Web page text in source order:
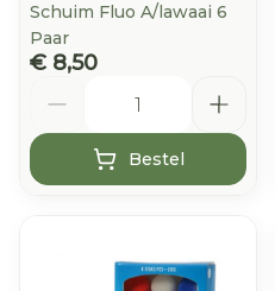
Schuim Fluo A/lawaai 6
Paar
€ 8,50
Bestel